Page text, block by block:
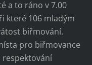
a to ráno v 7.00
které 106 mladým
biřmování.
pro biřmovance